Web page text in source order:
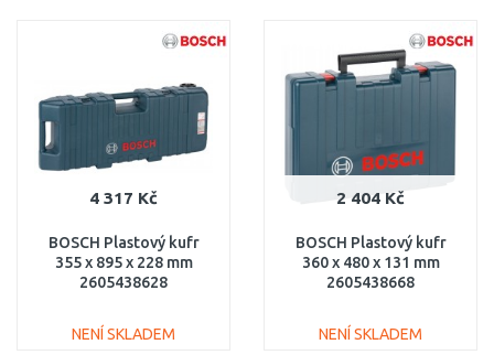
Porovnat
4 317 Kč
BOSCH Plastový kufr
355 x 895 x 228 mm
2605438628
NENÍ SKLADEM
2 404 Kč
BOSCH Plastový kufr
360 x 480 x 131 mm
2605438668
NENÍ SKLADEM